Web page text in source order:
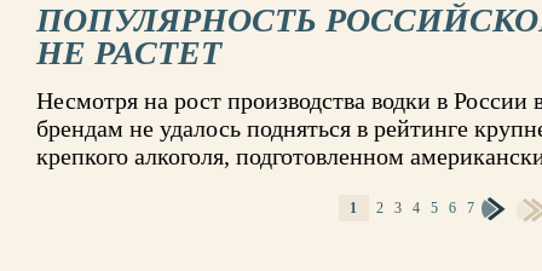
ПОПУЛЯРНОСТЬ
НЕ РАСТЕТ
Несмотря на рост производства водки в России
брендам не удалось подняться в рейтинге
крепкого алкоголя, подготовленном
1 2 3 4 5 6 7